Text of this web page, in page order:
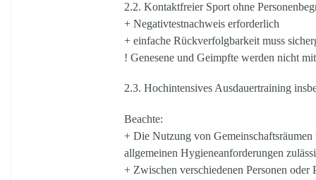
2.2. Kontaktfreier Sport ohne
+ Negativtestnachweis erforderlich
+ einfache Rückverfolgbarkeit muss
! Genesene und Geimpfte werden nicht
2.3. Hochintensives Ausdauertraining
Beachte:
+ Die Nutzung von
allgemeinen Hygieneanforderungen
+ Zwischen verschiedenen Personen